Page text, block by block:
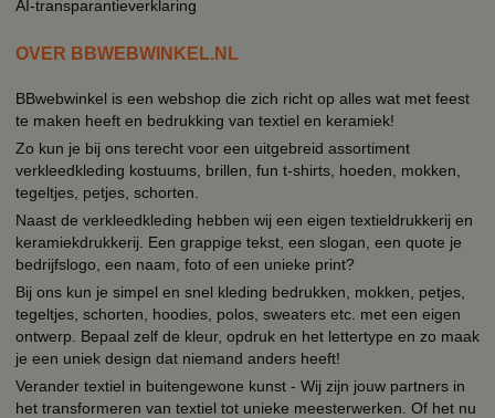
AI-transparantieverklaring
OVER BBWEBWINKEL.NL
BBwebwinkel is een webshop die zich richt op alles wat met feest
te maken heeft en bedrukking van textiel en keramiek!
Zo kun je bij ons terecht voor een uitgebreid assortiment
verkleedkleding kostuums, brillen, fun t-shirts, hoeden, mokken,
tegeltjes, petjes, schorten.
Naast de verkleedkleding hebben wij een eigen textieldrukkerij en
keramiekdrukkerij. Een grappige tekst, een slogan, een quote je
bedrijfslogo, een naam, foto of een unieke print?
Bij ons kun je simpel en snel kleding bedrukken, mokken, petjes,
tegeltjes, schorten, hoodies, polos, sweaters etc. met een eigen
ontwerp. Bepaal zelf de kleur, opdruk en het lettertype en zo maak
je een uniek design dat niemand anders heeft!
Verander textiel in buitengewone kunst - Wij zijn jouw partners in
het transformeren van textiel tot unieke meesterwerken. Of het nu